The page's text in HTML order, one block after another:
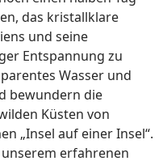
das kristallklare
und seine
Entspannung zu
Wasser und
bewundern die
Küsten von
„Insel auf einer Insel“.
erfahrenen